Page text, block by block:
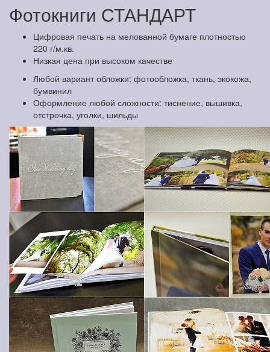
Фотокниги СТАНДАРТ
Цифровая печать на мелованной бумаге плотностью
220 г/м.кв.
Низкая цена при высоком качестве
Любой вариант обложки: фотообложка, ткань, экокожа,
бумвинил
Оформление любой сложности: тиснение, вышивка,
отстрочка, уголки, шильды